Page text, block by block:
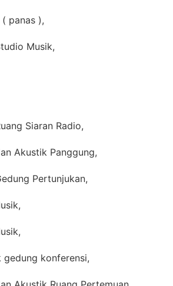
panas ),
Musik,
Siaran Radio,
Akustik Panggung,
Pertunjukan,
gedung konferensi,